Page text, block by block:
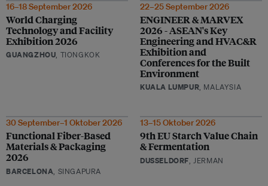
16–18 September 2026
World Charging
Technology and Facility
Exhibition 2026
GUANGZHOU, TIONGKOK
22–25 September 2026
ENGINEER & MARVEX
2026 - ASEAN's Key
Engineering and HVAC&R
Exhibition and
Conferences for the Built
Environment
KUALA LUMPUR, MALAYSIA
30 September–1 Oktober 2026
Functional Fiber-Based
Materials & Packaging
2026
BARCELONA, SINGAPURA
13–15 Oktober 2026
9th EU Starch Value Chain
& Fermentation
DUSSELDORF, JERMAN